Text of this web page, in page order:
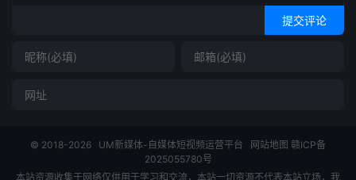
提交评论
© 2018-2026 UM新媒体-自媒体短视频运营平台 网站地图 赣ICP备
2025055780号
本站资源收集于网络仅供用于学习和交流，本站一切资源不代表本站立场，我